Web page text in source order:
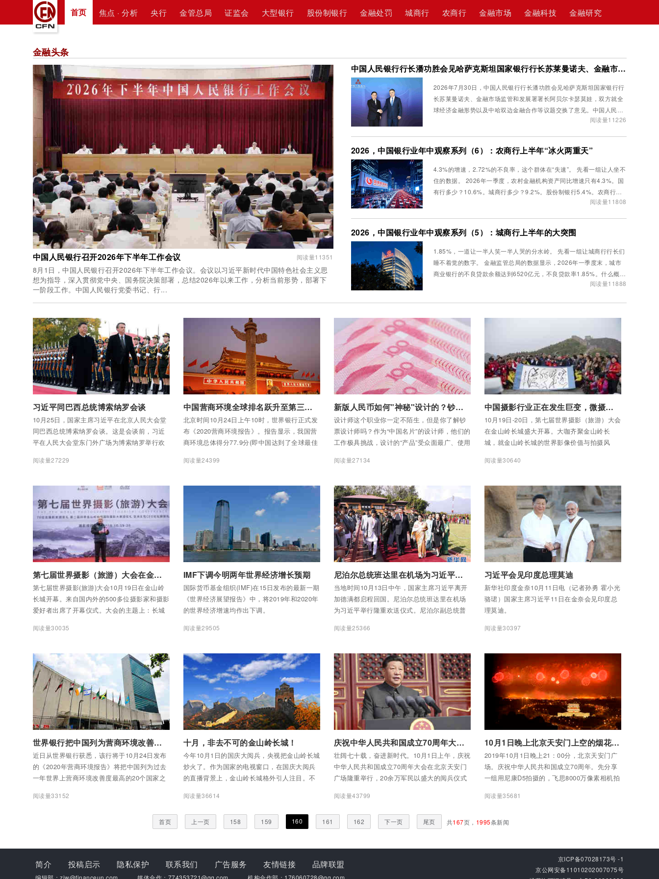
首页 焦点 · 分析 央行 金管总局 证监会 大型银行 股份制银行 金融处罚 城商行 农商行 金融市场 金融科技 金融研究
金融头条
中国人民银行召开2026年下半年工作会议 阅读量11351
8月1日，中国人民银行召开2026年下半年工作会议。会议以习近平新时代中国特色社会主义思
想为指导，深入贯彻党中央、国务院决策部署，总结2026年以来工作，分析当前形势，部署下
一阶段工作。中国人民银行党委书记、行...
中国人民银行行长潘功胜会见哈萨克斯坦国家银行行长苏莱曼诺夫、金融市场监管和发展署署长阿贝尔卡瑟莫娃
2026年7月30日，中国人民银行行长潘功胜会见哈萨克斯坦国家银行行
长苏莱曼诺夫、金融市场监管和发展署署长阿贝尔卡瑟莫娃，双方就全
球经济金融形势以及中哈双边金融合作等议题交换了意见。中国人民银
阅读量11226
2026，中国银行业年中观察系列（6）：农商行上半年“冰火两重天”
4.3%的增速，2.72%的不良率，这个群体在“失速”。 先看一组让人坐不
住的数据。 2026年一季度，农村金融机构资产同比增速只有4.3%。国
有行多少？10.6%。城商行多少？9.2%。股份制银行5.4%。农商行在
阅读量11808
2026，中国银行业年中观察系列（5）：城商行上半年的大突围
1.85%，一道让一半人笑一半人哭的分水岭。 先看一组让城商行行长们
睡不着觉的数字。 金融监管总局的数据显示，2026年一季度末，城市
商业银行的不良贷款余额达到6520亿元，不良贷款率1.85%。什么概
阅读量11888
习近平同巴西总统博索纳罗会谈
10月25日，国家主席习近平在北京人民大会堂
同巴西总统博索纳罗会谈。这是会谈前，习近
平在人民大会堂东门外广场为博索纳罗举行欢
阅读量27229
中国营商环境全球排名跃升至第三十一位
北京时间10月24日上午10时，世界银行正式发
布《2020营商环境报告》。报告显示，我国营
商环境总体得分77.9分(即中国达到了全球最佳
全球第三十一位，比去年提升15位。我国已连
度最大的10个经济体之一。
阅读量24399
新版人民币如何"神秘"设计的？钞票设计师告诉你
设计师这个职业你一定不陌生，但是你了解钞
票设计师吗？作为“中国名片”的设计师，他们的
工作极具挑战，设计的“产品”受众面最广、使用
中国印钞造币总公司下属中钞研究院，听钞票
阅读量27134
中国摄影行业正在发生巨变，微摄将给摄影人带来什么样的未来？
10月19日-20日，第七届世界摄影（旅游）大会
在金山岭长城盛大开幕。大咖齐聚金山岭长
城，就金山岭⻓城的世界影像价值与拍摄风
与女性的摄影精神、图片版权与交易、影像科
阅读量30640
第七届世界摄影（旅游）大会在金山岭长城举行
第七届世界摄影(旅游)大会10月19日在金山岭
长城开幕。来自国内外的500多位摄影家和摄影
爱好者出席了开幕仪式。大会的主题上：长城
处等机构共同主办。
阅读量30035
IMF下调今明两年世界经济增长预期
国际货币基金组织(IMF)在15日发布的最新一期
《世界经济展望报告》中，将2019年和2020年
的世界经济增速均作出下调。
阅读量29505
尼泊尔总统班达里在机场为习近平举行隆重欢送仪式
当地时间10月13日中午，国家主席习近平离开
加德满都启程回国。尼泊尔总统班达里在机场
为习近平举行隆重欢送仪式。尼泊尔副总统普
纳、所有内阁成员、军方高级将领参加。 新华
阅读量25366
习近平会见印度总理莫迪
新华社印度金奈10月11日电（记者孙勇 霍小光
骆珺）国家主席习近平11日在金奈会见印度总
理莫迪。
阅读量30397
世界银行把中国列为营商环境改善度最高国家之一
近日从世界银行获悉，该行将于10月24日发布
的《2020年营商环境报告》将把中国列为过去
一年世界上营商环境改善度最高的20个国家之
阅读量33152
十月，非去不可的金山岭长城！
今年10月1日的国庆大阅兵，央视把金山岭长城
炒火了。作为国家的电视窗口，在国庆大阅兵
的直播背景上，金山岭长城格外引人注目。不
国的领袖和人们都关注到了这个画面。金山岭
影的人都明白，这里是出大片的地方……
阅读量36614
庆祝中华人民共和国成立70周年大会隆重举行
壮阔七十载，奋进新时代。10月1日上午，庆祝
中华人民共和国成立70周年大会在北京天安门
广场隆重举行，20余万军民以盛大的阅兵仪式
记、国家主席、中央军委主席习近平发表重要
阅读量43799
10月1日晚上北京天安门上空的烟花美的让全世界窒息
2019年10月1日晚上21：00分，北京天安门广
场。庆祝中华人民共和国成立70周年。先分享
一组用尼康D5拍摄的，飞思8000万像素相机拍
阅读量35681
首页 上一页 158 159 160 161 162 下一页 尾页 共167页， 1995条新闻
简介 投稿启示 隐私保护 联系我们 广告服务 友情链接 品牌联盟
编辑部：zjw@financeun.com 媒体合作：774353721@qq.com 机构合作部：176060728@qq.com
京ICP备07028173号 -1
京公网安备11010202007075号